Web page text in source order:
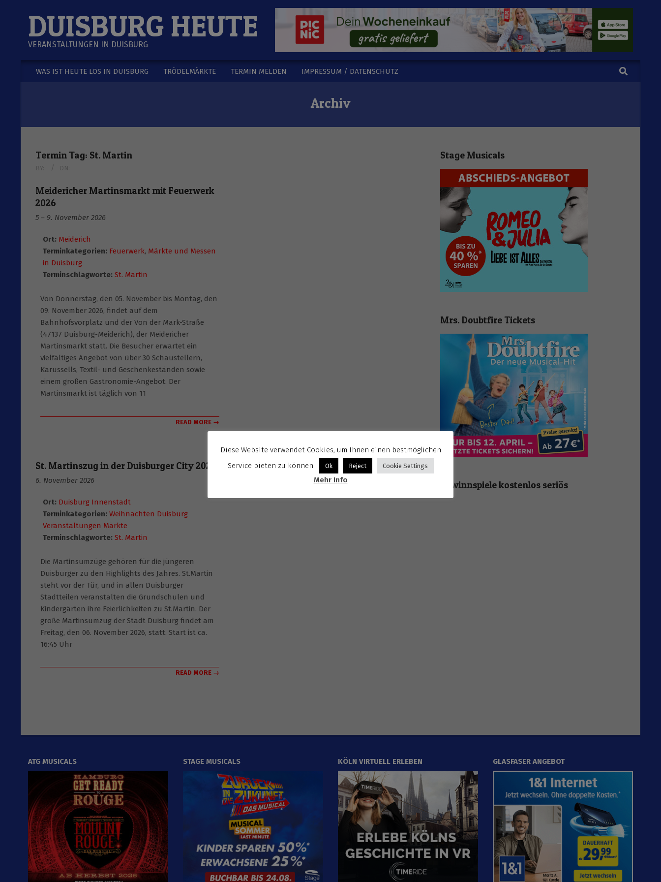
DUISBURG HEUTE
VERANSTALTUNGEN IN DUISBURG
Secondary
WAS IST HEUTE LOS IN DUISBURG TRÖDELMÄRKTE TERMIN MELDEN IMPRESSUM / DATENSCHUTZ Search
Archiv
Termin Tag: St. Martin
BY: ON:
Meidericher Martinsmarkt mit Feuerwerk
2026
5 – 9. November 2026
Ort: Meiderich
Terminkategorien: Feuerwerk, Märkte und Messen
in Duisburg
Terminschlagworte: St. Martin
Von Donnerstag, den 05. November bis Montag, den
09. November 2026, findet auf dem
Bahnhofsvorplatz und der Von der Mark-Straße
(47137 Duisburg-Meiderich), der Meidericher
Martinsmarkt statt. Die Besucher erwartet ein
vielfältiges Angebot von über 30 Schaustellern,
Karussells, Textil- und Geschenkeständen sowie
einem gro­ßen Gastronomie-Angebot. Der
Martinsmarkt ist täglich von 11
READ MORE →
St. Martinszug in der Duisburger City 2026
6. November 2026
Ort: Duisburg Innenstadt
Terminkategorien: Weihnachten Duisburg
Veranstaltungen Märkte
Terminschlagworte: St. Martin
Die Martinsumzüge gehören für die jüngeren
Duisburger zu den Highlights des Jahres. St.Martin
steht vor der Tür, und in allen Duisburger
Stadtteilen veranstalten die Grundschulen und
Kindergärten ihre Feierlichkeiten zu St.Martin. Der
große Martinsumzug der Stadt Duisburg findet am
Freitag, den 06. November 2026, statt. Start ist ca.
16:45 Uhr
READ MORE →
Stage Musicals
Mrs. Doubtfire Tickets
Gewinnspiele kostenlos seriös
ATG MUSICALS STAGE MUSICALS KÖLN VIRTUELL ERLEBEN GLASFASER ANGEBOT
Diese Website verwendet Cookies, um Ihnen einen bestmöglichen
Service bieten zu können.
Ok Reject Cookie Settings
Mehr Info